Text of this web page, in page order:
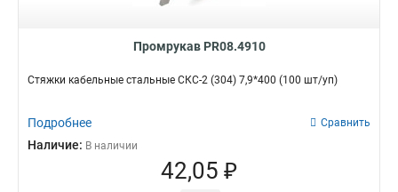
Промрукав PR08.4910
Стяжки кабельные стальные СКС-2 (304) 7,9*400 (100 шт/уп)
Подробнее Сравнить
Наличие: В наличии
42,05 ₽